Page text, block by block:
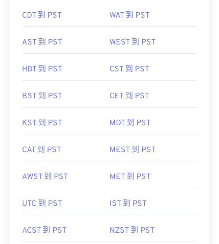
CDT 到 PST WAT 到 PST
AST 到 PST WEST 到 PST
HDT 到 PST CST 到 PST
BST 到 PST CET 到 PST
KST 到 PST MDT 到 PST
CAT 到 PST MEST 到 PST
AWST 到 PST MET 到 PST
UTC 到 PST IST 到 PST
ACST 到 PST NZST 到 PST